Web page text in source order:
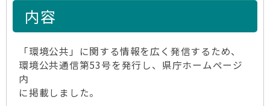
内容
「環境公共」に関する情報を広く発信するため、
環境公共通信第53号を発行し、県庁ホームページ
内
に掲載しました。